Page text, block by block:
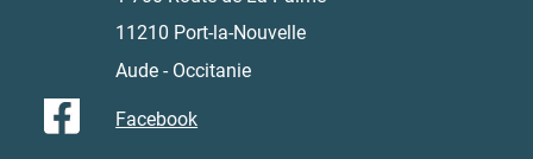
11210 Port-la-Nouvelle
Aude - Occitanie
Facebook